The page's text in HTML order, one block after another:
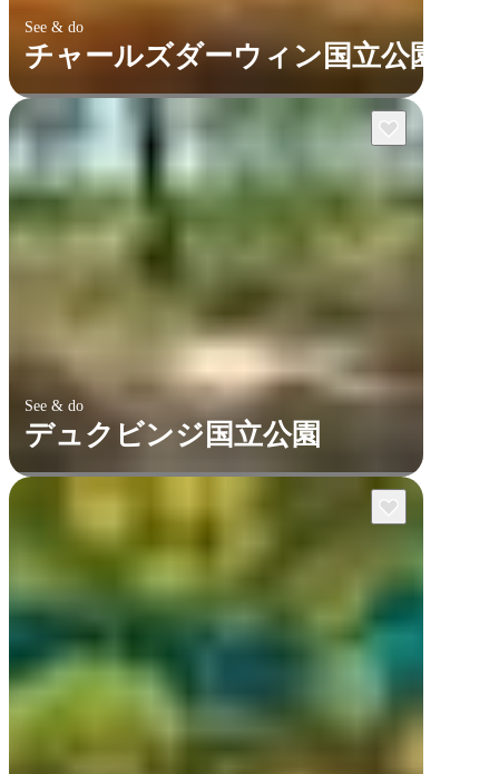
See & do
チャールズダーウィン国立公園
See & do
デュクビンジ国立公園